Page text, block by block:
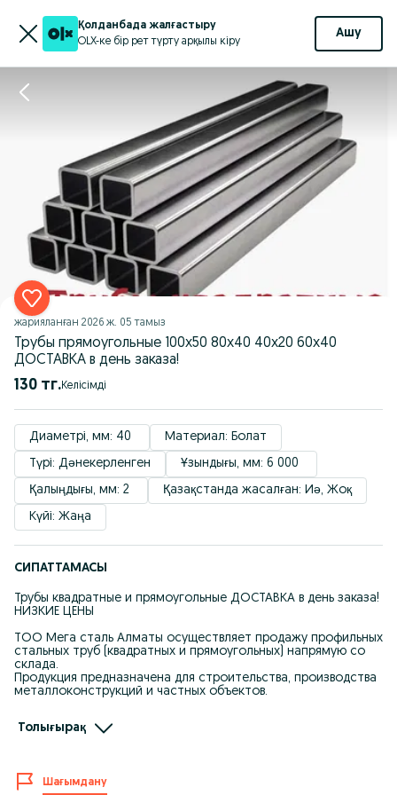
Қолданбада жалғастыру
OLX-ке бір рет түрту арқылы кіру
Ашу
жарияланған 2026 ж. 05 тамыз
Трубы прямоугольные 100х50 80х40 40х20 60х40
ДОСТАВКА в день заказа!
130 тг. Келісімді
Диаметрі, мм: 40
Материал: Болат
Түрі: Дәнекерленген
Ұзындығы, мм: 6 000
Қалыңдығы, мм: 2
Қазақстанда жасалған: Иә, Жоқ
Күйі: Жаңа
СИПАТТАМАСЫ
Трубы квадратные и прямоугольные ДОСТАВКА в день заказа!
НИЗКИЕ ЦЕНЫ
ТОО Мега сталь Алматы осуществляет продажу профильных
стальных труб (квадратных и прямоугольных) напрямую со
склада.
Продукция предназначена для строительства, производства
металлоконструкций и частных объектов.
• 25×25
• 30×30
Толығырақ
Шағымдану